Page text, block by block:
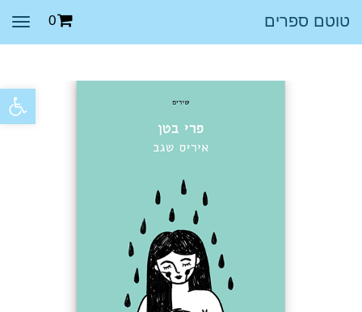
פתח
טוטם ספרים 0